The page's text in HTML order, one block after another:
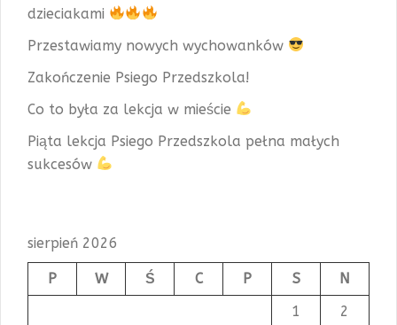
dzieciakami
Przestawiamy nowych wychowanków
Zakończenie Psiego Przedszkola!
Co to była za lekcja w mieście
Piąta lekcja Psiego Przedszkola pełna małych
sukcesów
sierpień 2026
P W Ś C P S
N
1
2